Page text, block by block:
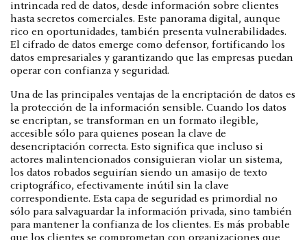
intrincada red de datos, desde información sobre clientes
hasta secretos comerciales. Este panorama digital, aunque
rico en oportunidades, también presenta vulnerabilidades.
El cifrado de datos emerge como defensor, fortificando los
datos empresariales y garantizando que las empresas puedan
operar con confianza y seguridad.
Una de las principales ventajas de la encriptación de datos es
la protección de la información sensible. Cuando los datos
se encriptan, se transforman en un formato ilegible,
accesible sólo para quienes posean la clave de
desencriptación correcta. Esto significa que incluso si
actores malintencionados consiguieran violar un sistema,
los datos robados seguirían siendo un amasijo de texto
criptográfico, efectivamente inútil sin la clave
correspondiente. Esta capa de seguridad es primordial no
sólo para salvaguardar la información privada, sino también
para mantener la confianza de los clientes. Es más probable